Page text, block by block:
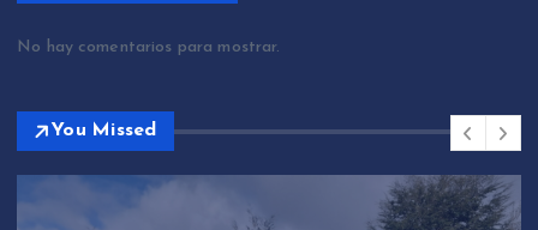
No hay comentarios para mostrar.
You Missed